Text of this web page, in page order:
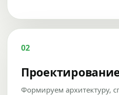
02
Формируем архитектуру,